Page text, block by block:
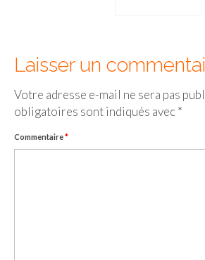
Marchés
Cafés
Restos chinois
Laisser un
Votre adresse e-mail ne sera pas
obligatoires sont indiqués avec*
Commentaire*